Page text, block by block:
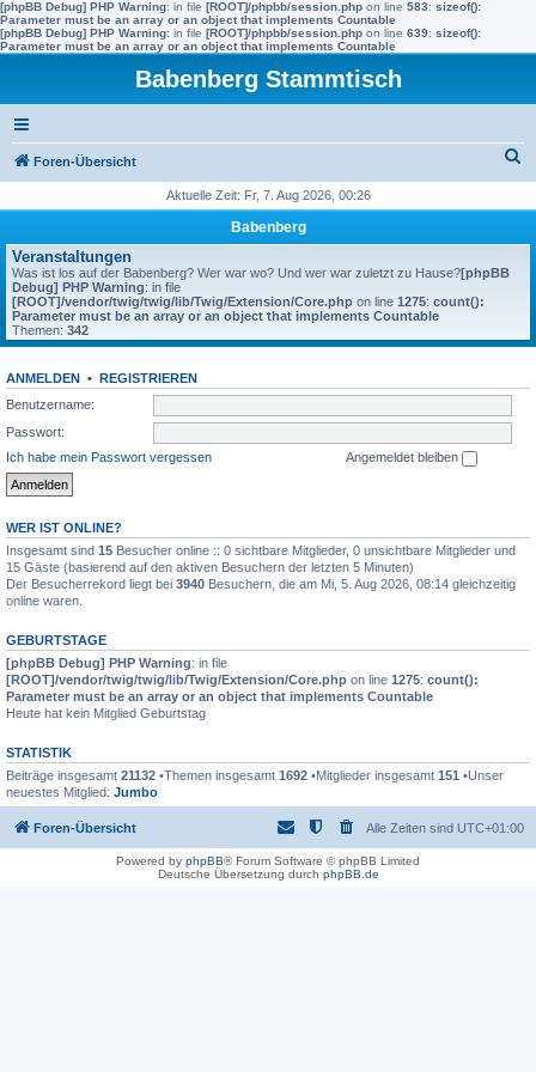
[phpBB Debug] PHP Warning: in file [ROOT]/phpbb/session.php on line 583: sizeof():
Parameter must be an array or an object that implements Countable
[phpBB Debug] PHP Warning: in file [ROOT]/phpbb/session.php on line 639: sizeof():
Parameter must be an array or an object that implements Countable
Babenberg Stammtisch
Foren-Übersicht
h
Aktuelle Zeit: Fr, 7. Aug 2026, 00:26
Babenberg
Veranstaltungen
Was ist los auf der Babenberg? Wer war wo? Und wer war zuletzt zu Hause?[phpBB
Debug] PHP Warning: in file
[ROOT]/vendor/twig/twig/lib/Twig/Extension/Core.php on line 1275: count():
Parameter must be an array or an object that implements Countable
Themen: 342
ANMELDEN • REGISTRIEREN
Benutzername:
Passwort:
Ich habe mein Passwort vergessen
Angemeldet bleiben
WER IST ONLINE?
Insgesamt sind 15 Besucher online :: 0 sichtbare Mitglieder, 0 unsichtbare Mitglieder und
15 Gäste (basierend auf den aktiven Besuchern der letzten 5 Minuten)
Der Besucherrekord liegt bei 3940 Besuchern, die am Mi, 5. Aug 2026, 08:14 gleichzeitig
online waren.
GEBURTSTAGE
[phpBB Debug] PHP Warning: in file
[ROOT]/vendor/twig/twig/lib/Twig/Extension/Core.php on line 1275: count():
Parameter must be an array or an object that implements Countable
Heute hat kein Mitglied Geburtstag
STATISTIK
Beiträge insgesamt 21132 •Themen insgesamt 1692 •Mitglieder insgesamt 151 •Unser
neuestes Mitglied: Jumbo
Foren-Übersicht Alle Zeiten sind UTC+01:00
Powered by phpBB® Forum Software © phpBB Limited
Deutsche Übersetzung durch phpBB.de